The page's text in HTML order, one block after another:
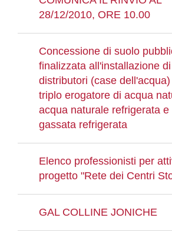
28/12/2010, ORE 10.00
Concessione di suolo
finalizzata all'installazione di
distributori (case
triplo erogatore di acqua
acqua naturale refrigerata e
gassata refrigerata
Elenco professionisti per
progetto "Rete dei Centri
GAL COLLINE JONICHE